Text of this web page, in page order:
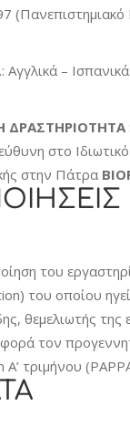
(Πανεπιστημιακό
: Αγγλικά –
ΔΡΑΣΤΗΡΙΟΤΗΤΑ
στο
στην Πάτρα
του
του οποίου
θεμελιωτής της
τον
τριμήνου